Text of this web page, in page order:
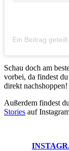
Schau doch am
vorbei, da findest
direkt nachshoppen!
Außerdem findest
Stories auf